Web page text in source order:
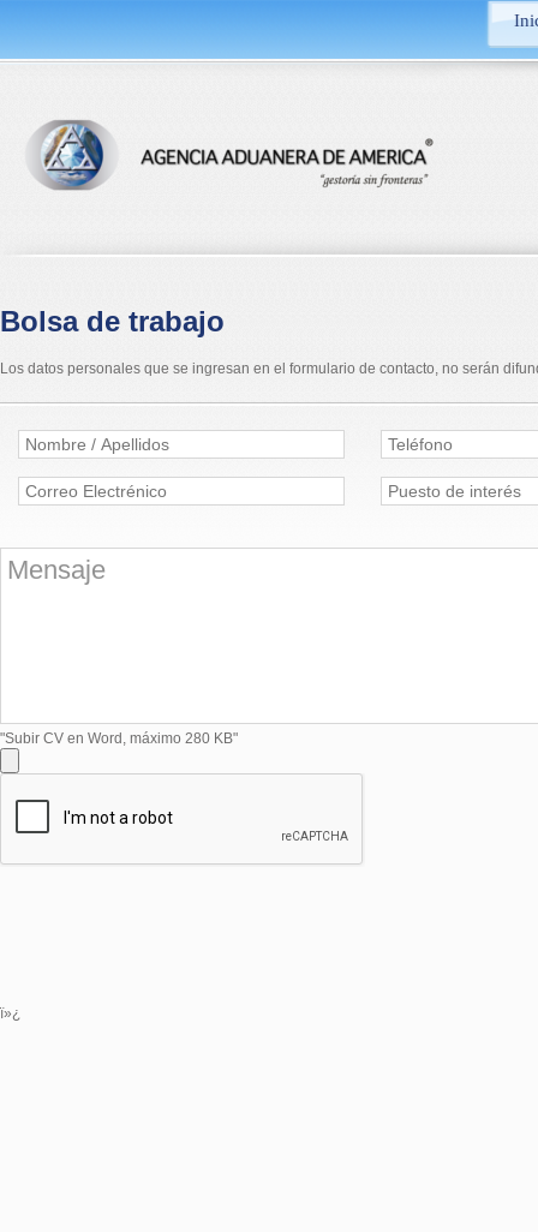
Bolsa de trabajo
Los datos personales que se ingresan en el formulario de contacto, no serán
"Subir CV en Word, máximo 280 KB"
ï»¿